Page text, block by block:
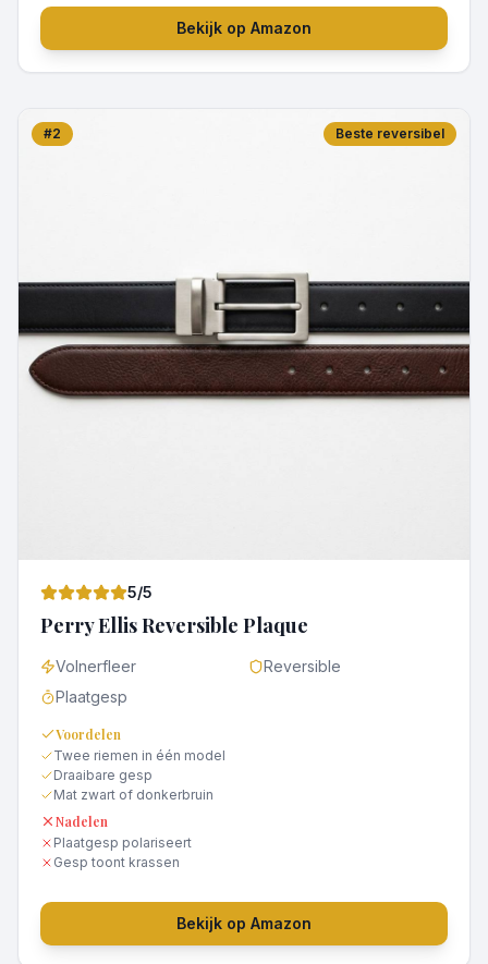
Bekijk op Amazon
#2 Beste reversibel
5/5
Perry Ellis Reversible Plaque
Volnerfleer
Reversible
Plaatgesp
Voordelen
Twee riemen in één model
Draaibare gesp
Mat zwart of donkerbruin
Nadelen
Plaatgesp polariseert
Gesp toont krassen
Bekijk op Amazon